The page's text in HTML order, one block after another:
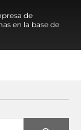
de
en la base de